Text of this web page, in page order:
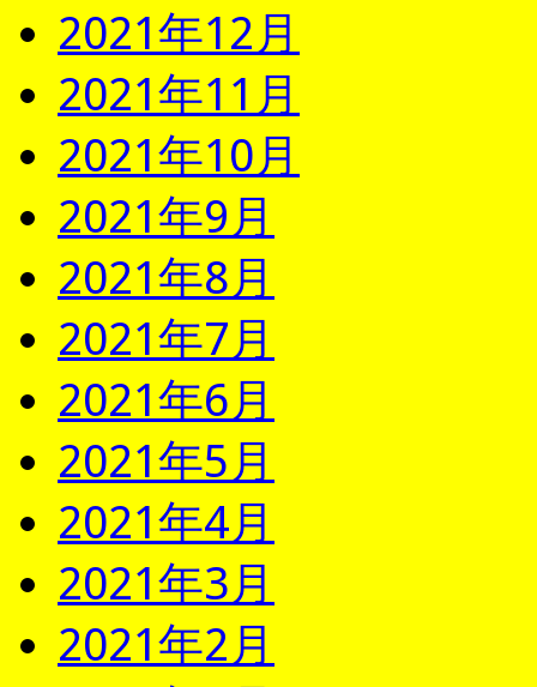
2021年12月
2021年11月
2021年10月
2021年9月
2021年8月
2021年7月
2021年6月
2021年5月
2021年4月
2021年3月
2021年2月